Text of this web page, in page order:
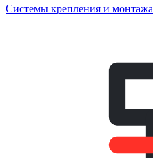
Системы крепления и монтажа